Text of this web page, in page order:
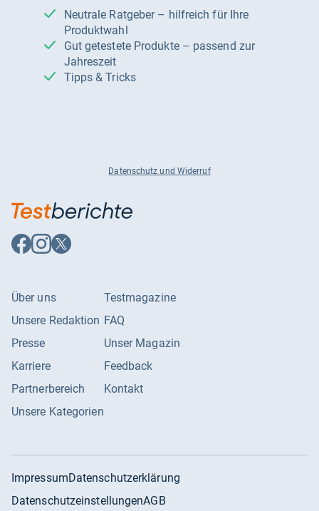
Neutrale Ratgeber – hilfreich für Ihre
Produktwahl
Gut getestete Produkte – passend zur
Jahreszeit
Tipps & Tricks
Datenschutz und Widerruf
Auf
Facebook
Auf
Instagram
Auf
X
Über uns
Unsere Redaktion
Presse
Karriere
Partnerbereich
Unsere Kategorien
Testmagazine
FAQ
Unser Magazin
Feedback
Kontakt
ImpressumDatenschutzerklärung
DatenschutzeinstellungenAGB